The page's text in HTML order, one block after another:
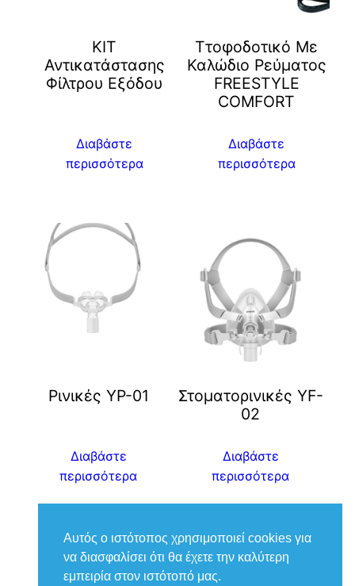
ΚΙΤ
Αντικατάστασης
Φίλτρου Εξόδου
Διαβάστε
περισσότερα
Ττοφοδοτικό Με
Καλώδιο Ρεύματος
FREESTYLE
COMFORT
Διαβάστε
περισσότερα
Ρινικές YP-01
Διαβάστε
περισσότερα
Στοματορινικές YF-
02
Διαβάστε
περισσότερα
Αυτός ο ιστότοπος χρησιμοποιεί cookies για
να διασφαλίσει ότι θα έχετε την καλύτερη
εμπειρία στον ιστότοπό μας.